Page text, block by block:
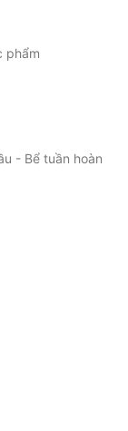
phẩm
- Bể tuần hoàn